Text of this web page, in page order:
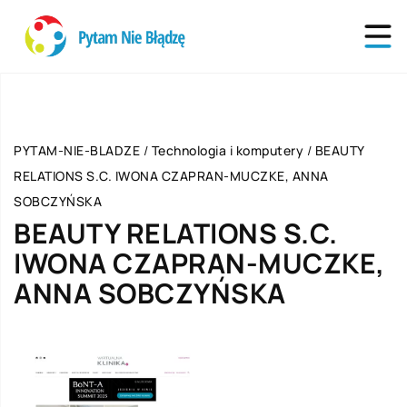
PYTAM-NIE-BLADZE / Technologia i komputery / BEAUTY
RELATIONS S.C. IWONA CZAPRAN-MUCZKE, ANNA
SOBCZYŃSKA
BEAUTY RELATIONS S.C.
IWONA CZAPRAN-MUCZKE,
ANNA SOBCZYŃSKA